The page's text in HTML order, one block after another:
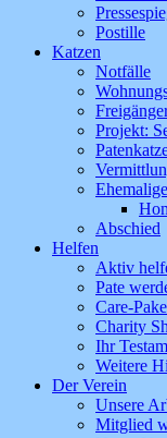
Postille
Katzen
Notfälle
Projekt:
Ehemalige
Abschied
Helfen
Aktiv
Pate
Care-
Charity
Ihr
Weitere
Der Verein
Unsere
Mitglied